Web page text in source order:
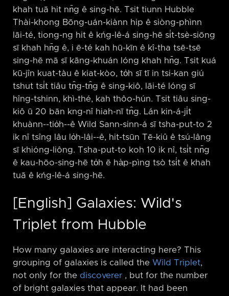
khah tuā hit nn̄g ê sing-hē. Tsit tiunn Hubble
Thài-khong Bōng-uán-kiànn hip ê siòng-phìnn
lāi-té, tiong-ng hit ê kńg-lê-á sing-hē si̍t-tsè-siōng
sī khah hn̄g ê, i ē-té kah hū-kīn ê kî-tha tsē-tsē
sing-hē mā sī kāng-khuán lóng khah hn̄g. Tsit kuá
kū-jîn kuat-tàu ê kiat-kòo, to̍h sī tī in tsi-kan giú
tshut tsi̍t tiâu tn̂g-tn̂g ê sing-kiô, lāi-té lóng sī
hîng-tshinn, khì-thé, kah thôo-hún. Tsit tiâu sing-
kiô ū 20 bān kng-nî hiah-nī tn̂g. Lán kin-á-ji̍t
khuànn-⁠-tio̍h-⁠-ê Wild Sann-sinn-á sī tsha-put-to 2
ik nî tsîng lâu lo̍h-lâi-⁠-ê, hit-tsūn Tē-kiû ê tsú-lâng
sī khióng-liông. Tsha-put-to koh 10 ik nî, tsi̍t nn̄g
ê kau-hōo-sing-hē to̍h ē ha̍p-pìng tsò tsi̍t ê khah
tuā ê kńg-lê-á sing-hē.
[English] Galaxies: Wild's
Triplet from Hubble
How many galaxies are interacting here? This
grouping of galaxies is called the Wild Triplet,
not only for the discoverer , but for the number
of bright galaxies that appear. It had been